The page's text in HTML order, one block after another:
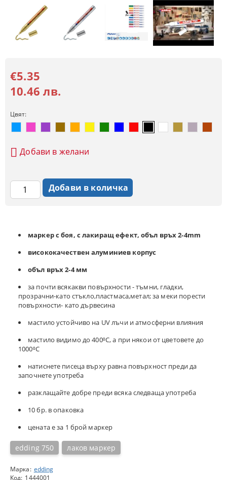
маркер с боя, с лакиращ ефект, объл връх 2-4mm
висококачествен алуминиев корпус
объл връх 2-4 мм
за почти всякакви повърхности - тъмни, гладки,
прозрачни-като стъкло,пластмаса,метал; за меки порести
повърхности- като дървесина
мастило устойчиво на UV лъчи и атмосферни влияния
мастило видимо до 400⁰C, а при някои от цветовете до
1000⁰C
натиснете писеца върху равна повърхност преди да
започнете употреба
разклащайте добре преди всяка следваща употреба
10 бр. в опаковка
цената е за 1 брой маркер
edding 750 лаков маркер
Марка: edding
Код: 1444001
€5.35
10.46 лв.
Цвят:
Добави в желани